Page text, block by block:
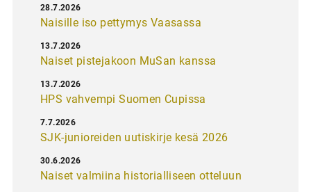
Naisille iso pettymys Vaasassa
28.7.2026
Naiset pistejakoon MuSan kanssa
13.7.2026
HPS vahvempi Suomen Cupissa
13.7.2026
SJK-junioreiden uutiskirje kesä 2026
7.7.2026
Naiset valmiina historialliseen otteluun
30.6.2026